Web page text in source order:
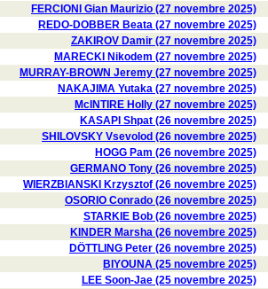
FERCIONI Gian Maurizio (27 novembre 2025)
REDO-DOBBER Beata (27 novembre 2025)
ZAKIROV Damir (27 novembre 2025)
MARECKI Nikodem (27 novembre 2025)
MURRAY-BROWN Jeremy (27 novembre 2025)
NAKAJIMA Yutaka (27 novembre 2025)
McINTIRE Holly (27 novembre 2025)
KASAPI Shpat (26 novembre 2025)
SHILOVSKY Vsevolod (26 novembre 2025)
HOGG Pam (26 novembre 2025)
GERMANO Tony (26 novembre 2025)
WIERZBIANSKI Krzysztof (26 novembre 2025)
OSORIO Conrado (26 novembre 2025)
STARKIE Bob (26 novembre 2025)
KINDER Marsha (26 novembre 2025)
DÖTTLING Peter (26 novembre 2025)
BIYOUNA (25 novembre 2025)
LEE Soon-Jae (25 novembre 2025)